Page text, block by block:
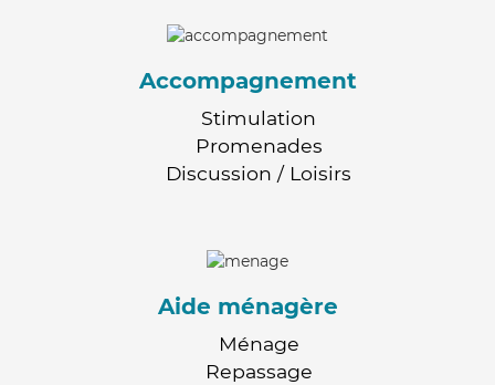
Accompagnement
Stimulation
Promenades
Discussion / Loisirs
Aide ménagère
Ménage
Repassage